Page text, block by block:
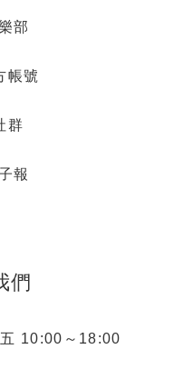
部
帳號
群
報
們
10:00～18:00